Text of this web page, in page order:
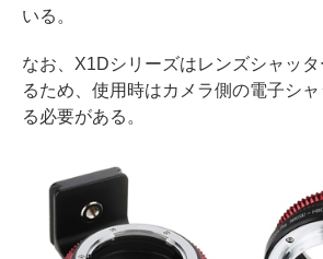
いる。
なお、X1Dシリーズはレンズシャッ
るため、使用時はカメラ側の電子シ
る必要がある。